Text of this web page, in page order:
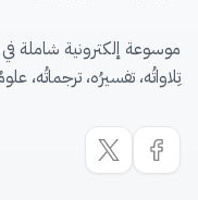
موسوعة إلكترونية شاملة
تِلاواتُه، تفسيرُه، ترجماتُه،